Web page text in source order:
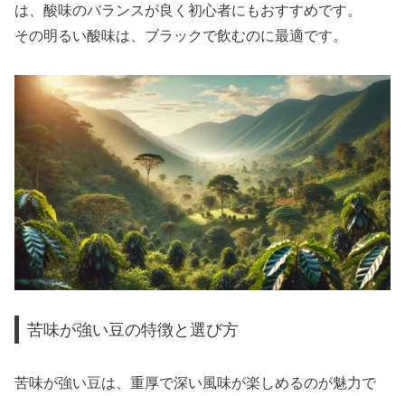
は、酸味のバランスが良く初心者にもおすすめです。
その明るい酸味は、ブラックで飲むのに最適です。
苦味が強い豆の特徴と選び方
苦味が強い豆は、重厚で深い風味が楽しめるのが魅力で